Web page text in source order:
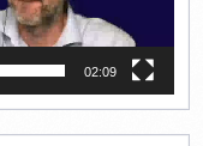
02:09